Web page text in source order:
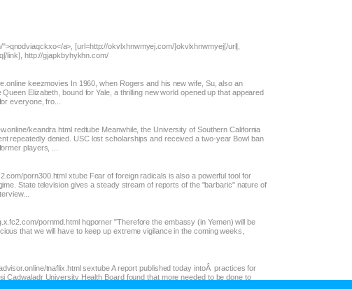
a>, [url=http://okvlxhnwmyej.com/]okvlxhnwmyej[/url],
link], http://gjapkbyhykhn.com/
keezmovies In 1960, when Rogers and his new wife, Su, also an
Elizabeth, bound for Yale, a thrilling new world opened up that appeared
everyone, fro...
keandra.html redtube Meanwhile, the University of Southern California
repeatedly denied. USC lost scholarships and received a two-year Bowl ban
players, ...
porn300.html xtube Fear of foreign radicals is also a powerful tool for
State television gives a steady stream of reports of the "barbaric" nature of
pornmd.html hqporner "Therefore the embassy (in Yemen) will be
that we will have to keep up extreme vigilance in the coming weeks,
tnaflix.html sextube A report published today intoÂ practices for
Cadwaladr University Health Board found that more needed to be done to